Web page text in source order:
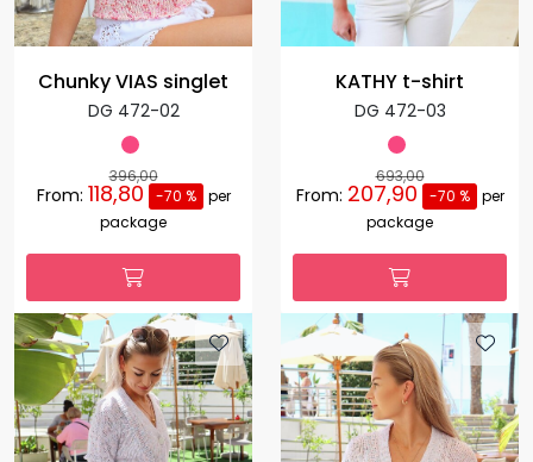
Chunky VIAS singlet
DG 472-02
396,00
From: 118,80 -70 %
per
package
KATHY t-shirt
DG 472-03
693,00
From: 207,90 -70 %
per
package